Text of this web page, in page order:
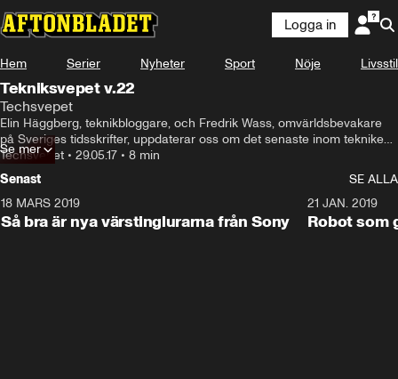
Logga in
Hem Serier Nyheter Sport Nöje Livsstil
Tekniksvepet v.22
Techsvepet
Elin Häggberg, teknikbloggare, och Fredrik Wass, omvärldsbevakare
på Sveriges tidsskrifter, uppdaterar oss om det senaste inom teknikens
värld.
Techsvepet • 29.05.17 • 8 min
Se mer
Senast
SE ALLA
18 MARS 2019
Så bra är nya värstinglurarna från Sony
21 JAN. 2019
Robot som